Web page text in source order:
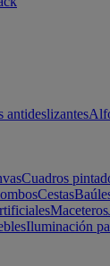
antideslizantes
Cuadros
Cestas
Maceteros
Iluminación